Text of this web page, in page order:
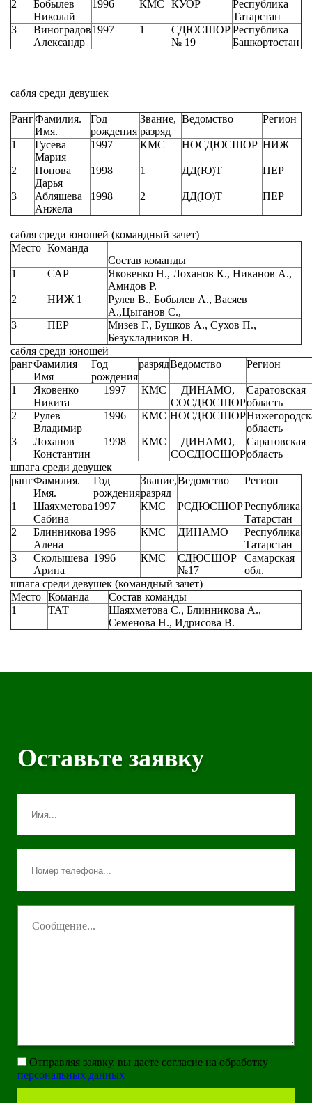
2
Бобылев
Николай
1996 КМС КУОР
Республика
Татарстан
3
Виноградов
Александр
1997 1
СДЮСШОР
№ 19
Республика
Башкортостан
сабля среди девушек
РангФамилия.
Имя.
Год
рождения
Звание,
разряд
Ведомство Регион
1
Гусева
Мария
1997 КМС НОСДЮСШОР НИЖ
2
Попова
Дарья
1998 1 ДД(Ю)Т ПЕР
3
Абляшева
Анжела
1998 2 ДД(Ю)Т ПЕР
сабля среди юношей (командный зачет)
Место Команда
Состав команды
1
САР
Яковенко Н., Лоханов К., Никанов А.,
Амидов Р.
2
НИЖ 1
Рулев В., Бобылев А., Васяев
А.,Цыганов С.,
3
ПЕР
Мизев Г., Бушков А., Сухов П.,
Безукладников Н.
сабля среди юношей
рангФамилия
Имя
Год
рождения
разрядВедомство Регион
1
Яковенко
Никита
1997 КМС
ДИНАМО,
СОСДЮСШОР
Саратовская
область
2
Рулев
Владимир
1996 КМС НОСДЮСШОР
область
3
Лоханов
Константин
1998 КМС
ДИНАМО,
СОСДЮСШОР
Саратовская
область
шпага среди девушек
рангФамилия.
Имя.
Год
рождения
Звание,
разряд
Ведомство Регион
1
Шаяхметова
Сабина
1997 КМС РСДЮСШОРРеспублика
Татарстан
2
Блинникова
Алена
1996 КМС ДИНАМО
Республика
Татарстан
3
Сколышева
Арина
1996 КМС
СДЮСШОР
№17
Самарская
обл.
шпага среди девушек (командный зачет)
Место Команда
Состав команды
1
ТАТ
Шаяхметова С., Блинникова А.,
Семенова Н., Идрисова В.
Оставьте заявку
Отправляя заявку, вы даете согласие на обработку
персональных данных